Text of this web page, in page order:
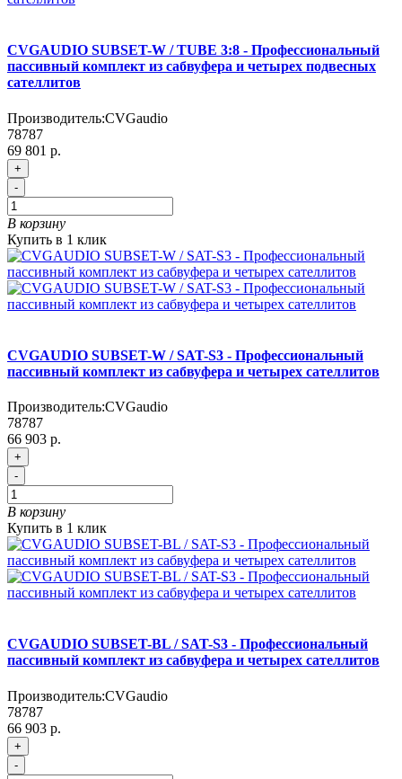
CVGAUDIO SUBSET-W / TUBE 3:8 - Профессиональный
пассивный комплект из сабвуфера и четырех подвесных
сателлитов
Производитель:CVGaudio
78787
69 801 р.
+
-
В корзину
Купить в 1 клик
CVGAUDIO SUBSET-W / SAT-S3 - Профессиональный
пассивный комплект из сабвуфера и четырех сателлитов
Производитель:CVGaudio
78787
66 903 р.
+
-
В корзину
Купить в 1 клик
CVGAUDIO SUBSET-BL / SAT-S3 - Профессиональный
пассивный комплект из сабвуфера и четырех сателлитов
Производитель:CVGaudio
78787
66 903 р.
+
-